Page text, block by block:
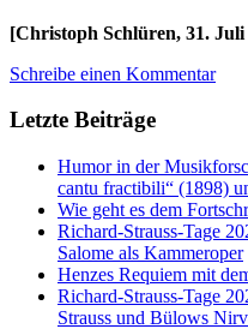
[Christoph Schlüren, 31. Juli
Schreibe einen Kommentar
Letzte Beiträge
Humor in der
cantu fractibili“ (1898)
Wie geht es dem
Richard-Strauss-Tage
Salome als Kammeroper
Henzes Requiem mit
Richard-Strauss-Tage
Strauss und Bülows